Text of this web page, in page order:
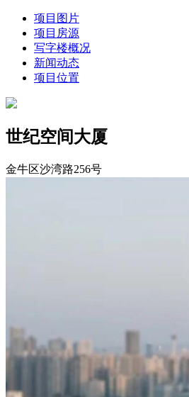
项目图片
项目房源
写字楼概况
新闻动态
项目位置
世纪空间大厦
金牛区沙湾路256号